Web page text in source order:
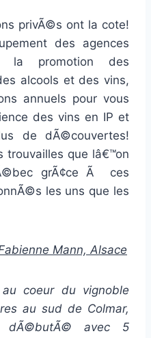
privÃ©s ont la cote!
des agences
la promotion des
alcools et des vins,
annuels pour vous
des vins en IP et
de dÃ©couvertes!
trouvailles que lâ€™on
grÃ¢ce Ã ces
les uns que les
Mann, Alsace
coeur du vignoble
au sud de Colmar,
dÃ©butÃ© avec 5